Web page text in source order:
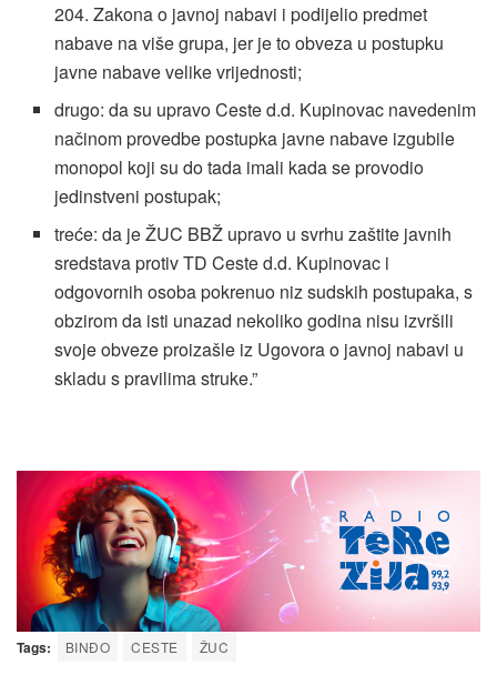
204. Zakona o javnoj nabavi i podijelio predmet
nabave na više grupa, jer je to obveza u postupku
javne nabave velike vrijednosti;
drugo: da su upravo Ceste d.d. Kupinovac navedenim
načinom provedbe postupka javne nabave izgubile
monopol koji su do tada imali kada se provodio
jedinstveni postupak;
treće: da je ŽUC BBŽ upravo u svrhu zaštite javnih
sredstava protiv TD Ceste d.d. Kupinovac i
odgovornih osoba pokrenuo niz sudskih postupaka, s
obzirom da isti unazad nekoliko godina nisu izvršili
svoje obveze proizašle iz Ugovora o javnoj nabavi u
skladu s pravilima struke.”
Tags: BINĐO CESTE ŽUC